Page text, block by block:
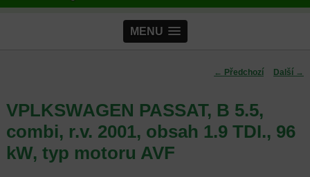
MENU
Navigace pro
← Předchozí Další →
VPLKSWAGEN PASSAT, B 5.5,
combi, r.v. 2001, obsah 1.9 TDI., 96
kW, typ motoru AVF